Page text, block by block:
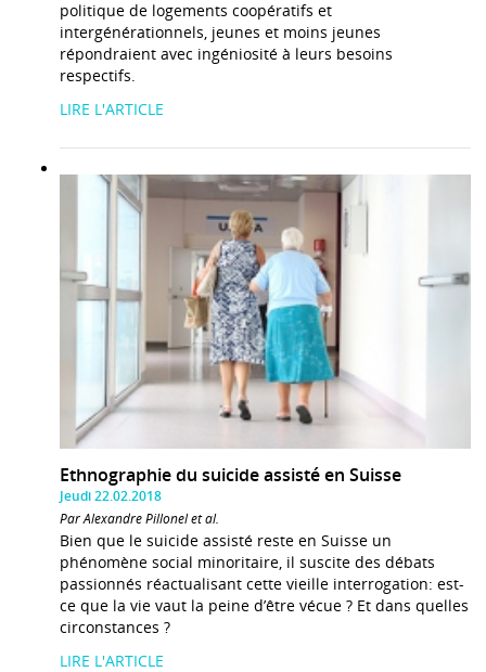
politique de logements coopératifs et
intergénérationnels, jeunes et moins jeunes
répondraient avec ingéniosité à leurs besoins
respectifs.
LIRE L'ARTICLE
Ethnographie du suicide assisté en Suisse
Jeudi 22.02.2018
Par Alexandre Pillonel et al.
Bien que le suicide assisté reste en Suisse un
phénomène social minoritaire, il suscite des débats
passionnés réactualisant cette vieille interrogation: est-
ce que la vie vaut la peine d’être vécue ? Et dans quelles
circonstances ?
LIRE L'ARTICLE